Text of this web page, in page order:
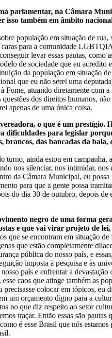
parlamentar, na Câmara
isso também em âmbito
população em situação de rua,
para a comunidade
levar essas pautas, como
de sociedade que eu acredito
da população em situação
que eu não serei uma
atuando diretamente com
dos direitos humanos,
apenas de uma única coisa.
o que é um prestígio.
para legislar
das bancadas da
ainda estou em
nos silenciar, nos intimidar,
da Câmara Municipal, eu
para que a gente possa
do dia 30 de outubro, depois
negro de uma forma
e que vai virar projeto de
se encontram em situação
que estão completamente
pública do nosso país, e
imposta à pesquisa e às
país e enfrentar a
caos que atinge também as
colocar em tópicos,
um orçamento digno para a
no que diz respeito ao setor
traçar. Então essas são
é esse Brasil que nós